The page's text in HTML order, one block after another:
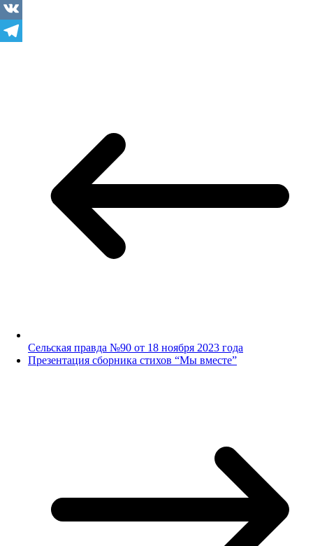
Odnoklassniki
VK
Сельская правда №90 от 18 ноября 2023 года
Презентация сборника стихов “Мы вместе”